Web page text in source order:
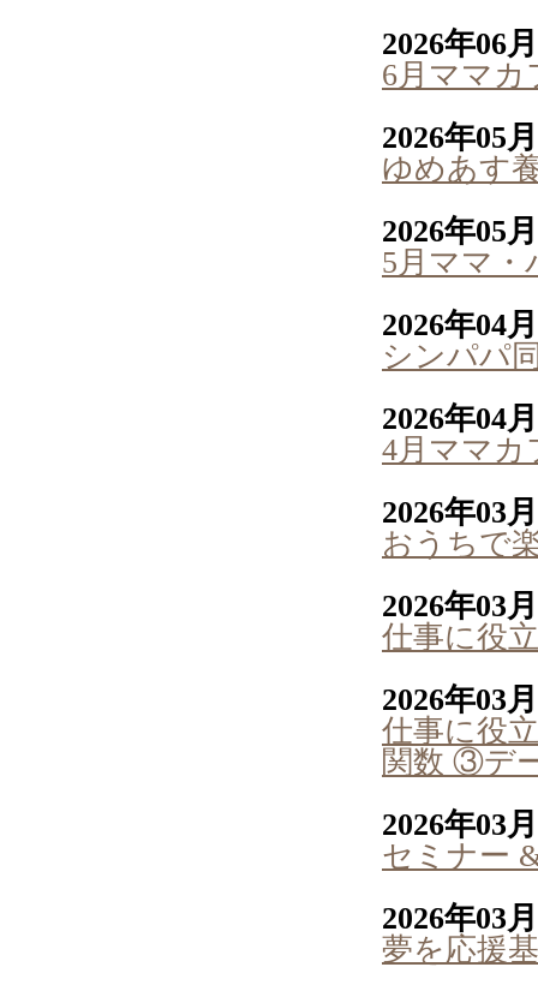
2026年06
6月ママカ
2026年05
ゆめあす
2026年05
5月ママ・
2026年04
シンパパ
2026年04
4月ママカ
2026年03
おうちで
2026年03
仕事に役
2026年03
仕事に役
関数 ③デ
2026年03
セミナー
2026年03
夢を応援